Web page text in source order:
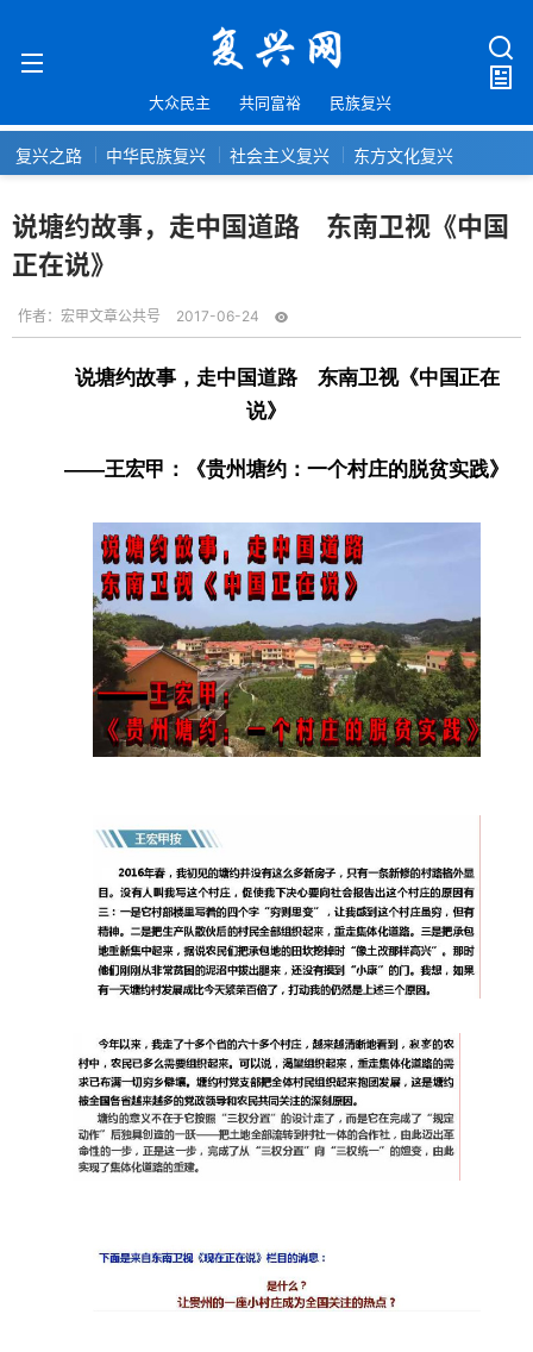
大众民主 共同富裕 民族复兴
复兴之路 中华民族复兴 社会主义复兴 东方文化复兴
说塘约故事，走中国道路 东南卫视《中国
正在说》
作者： 宏甲文章公共号 2017-06-24
说塘约故事，走中国道路 东南卫视《中国正在
说》
——王宏甲：《贵州塘约：一个村庄的脱贫实践》